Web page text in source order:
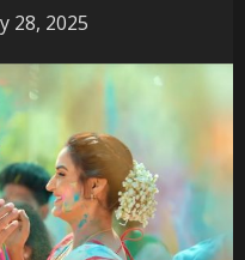
28, 2025